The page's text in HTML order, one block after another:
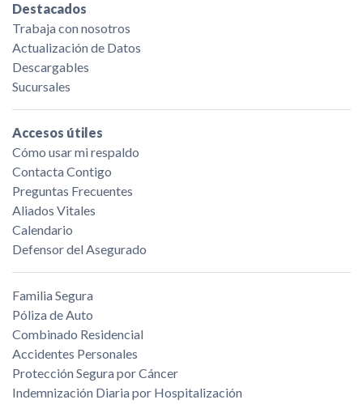
Destacados
Trabaja con nosotros
Actualización de Datos
Descargables
Sucursales
Accesos útiles
Cómo usar mi respaldo
Contacta Contigo
Preguntas Frecuentes
Aliados Vitales
Calendario
Defensor del Asegurado
Familia Segura
Póliza de Auto
Combinado Residencial
Accidentes Personales
Protección Segura por Cáncer
Indemnización Diaria por Hospitalización